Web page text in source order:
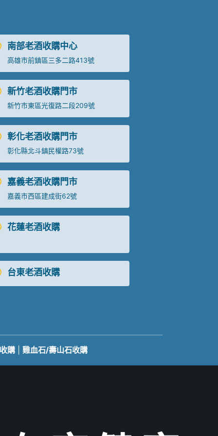
南部老酒收購中心
高雄市前鎮區三多二路413號
新竹老酒收購門市
新竹市東區光復路二段209號
彰化老酒收購門市
彰化縣北斗鎮民權路73號
嘉義老酒收購門市
嘉義市西區建成街62號
花蓮老酒收購
台東老酒收購
購| 雞血石/壽山石收購